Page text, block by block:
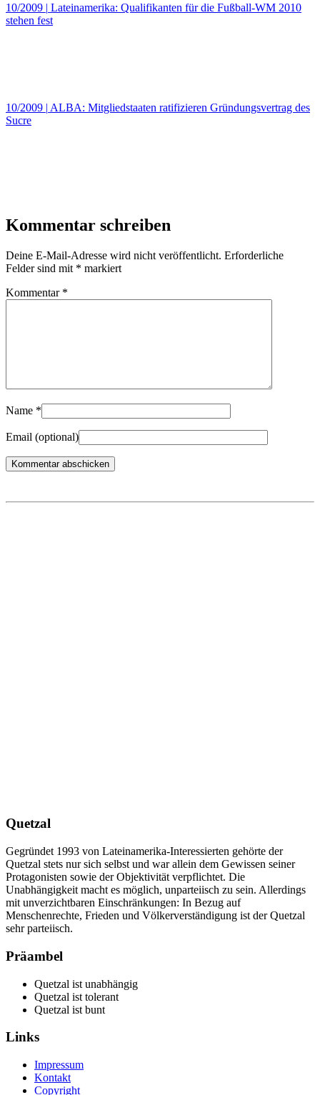
10/2009 | Lateinamerika: Qualifikanten für die Fußball-WM 2010
stehen fest
10/2009 | ALBA: Mitgliedstaaten ratifizieren Gründungsvertrag des
Sucre
Kommentar schreiben
Deine E-Mail-Adresse wird nicht veröffentlicht. Erforderliche
Felder sind mit * markiert
Kommentar *
Name *
Email (optional)
Quetzal
Gegründet 1993 von Lateinamerika-Interessierten gehörte der
Quetzal stets nur sich selbst und war allein dem Gewissen seiner
Protagonisten sowie der Objektivität verpflichtet. Die
Unabhängigkeit macht es möglich, unparteiisch zu sein. Allerdings
mit unverzichtbaren Einschränkungen: In Bezug auf
Menschenrechte, Frieden und Völkerverständigung ist der Quetzal
sehr parteiisch.
Präambel
Quetzal ist unabhängig
Quetzal ist tolerant
Quetzal ist bunt
Links
Impressum
Kontakt
Copyright